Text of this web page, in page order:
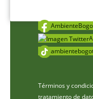
Términos y
tratamiento de